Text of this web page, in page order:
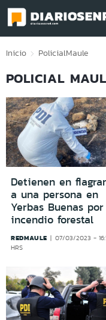
Click acá para ir
Inicio PolicialMaule
POLICIAL
Detienen en
a una persona en
Yerbas Buenas por
incendio forestal
REDMAULE
07/03/2023 -
HRS